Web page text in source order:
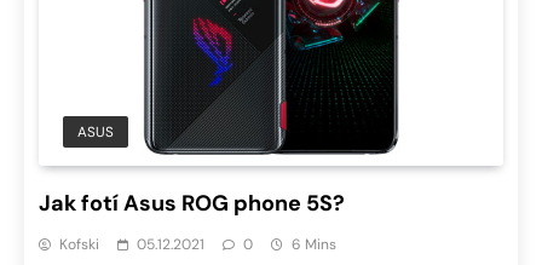
ASUS
Jak fotí Asus ROG phone 5S?
Kofski 05.12.2021 0 6 Mins